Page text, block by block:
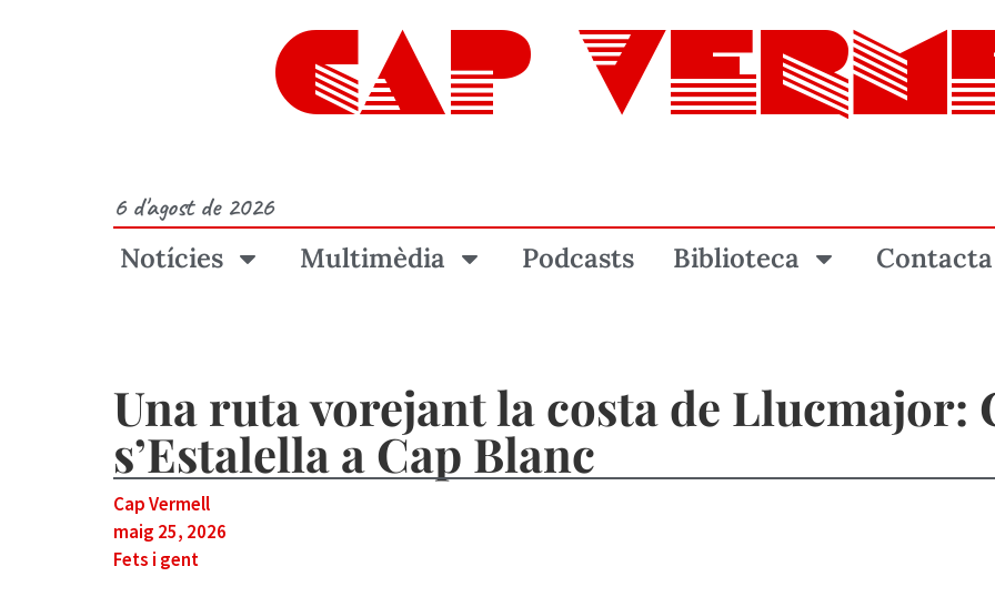
CAP
6 d'agost de 2026
Notícies Multimèdia Podcasts Biblioteca Contacta
Una ruta vorejant la costa de Llucmajor:
s’Estalella a Cap Blanc
Cap Vermell
maig 25, 2026
Fets i gent